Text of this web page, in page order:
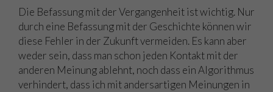
Die Befassung mit der Vergangenheit ist wichtig. Nur
durch eine Befassung mit der Geschichte können wir
diese Fehler in der Zukunft vermeiden. Es kann aber
weder sein, dass man schon jeden Kontakt mit der
anderen Meinung ablehnt, noch dass ein Algorithmus
verhindert, dass ich mit andersartigen Meinungen in